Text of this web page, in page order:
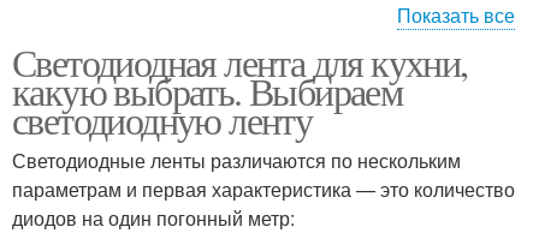
Подвесной светильник
светильники
Светильники на кухню
Показать все
Светодиодная лента для кухни,
какую выбрать. Выбираем
светодиодную ленту
Светодиодные ленты различаются по нескольким
параметрам и первая характеристика — это количество
диодов на один погонный метр: